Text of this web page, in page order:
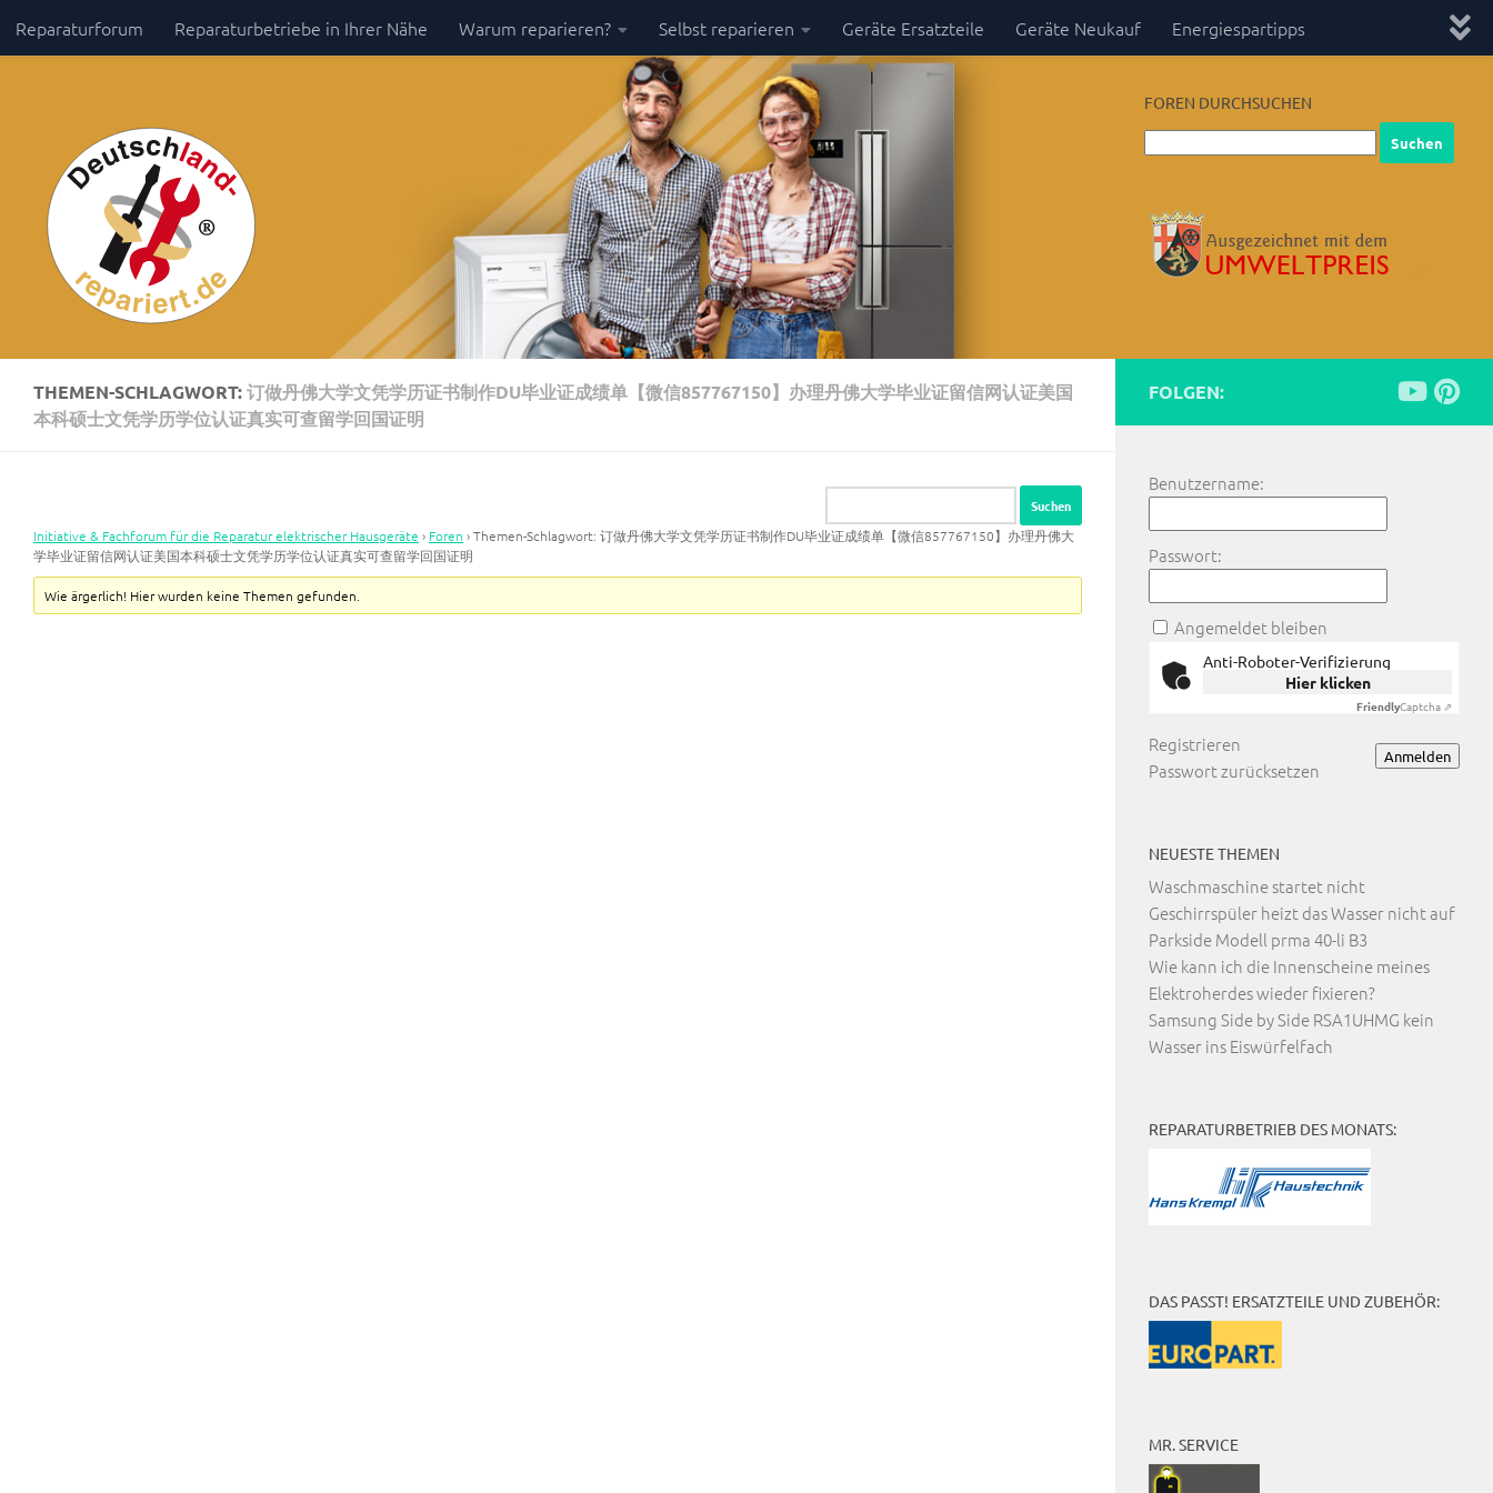
Zum Inhalt springen
Reparaturforum Reparaturbetriebe in Ihrer Nähe Warum reparieren? Selbst reparieren Geräte Ersatzteile Geräte Neukauf Energiespartipps
FOREN DURCHSUCHEN
THEMEN-SCHLAGWORT:订做丹佛大学文凭学历证书制作DU毕业证成绩单【微信857767150】办理丹佛大学毕业证留信网认证美国
本科硕士文凭学历学位认证真实可查留学回国证明
Initiative & Fachforum für die Reparatur elektrischer Hausgeräte › Foren ›Themen-Schlagwort: 订做丹佛大学文凭学历证书制作DU毕业证成绩单【微信857767150】办理丹佛大
学毕业证留信网认证美国本科硕士文凭学历学位认证真实可查留学回国证明
Wie ärgerlich! Hier wurden keine Themen gefunden.
FOLGEN:
Benutzername:
Passwort:
Angemeldet bleiben
Anti-Roboter-Verifizierung
Hier klicken
FriendlyCaptcha ⇗
Anmelden
Registrieren
Passwort zurücksetzen
NEUESTE THEMEN
Waschmaschine startet nicht
Geschirrspüler heizt das Wasser nicht auf
Parkside Modell prma 40-li B3
Wie kann ich die Innenscheine meines
Elektroherdes wieder fixieren?
Samsung Side by Side RSA1UHMG kein
Wasser ins Eiswürfelfach
REPARATURBETRIEB DES MONATS:
DAS PASST! ERSATZTEILE UND ZUBEHÖR:
MR. SERVICE